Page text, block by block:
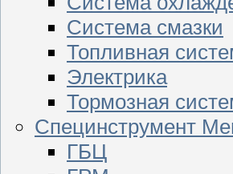
Система смазки
Топливная
Электрика
Тормозная
Специнструмент
ГБЦ